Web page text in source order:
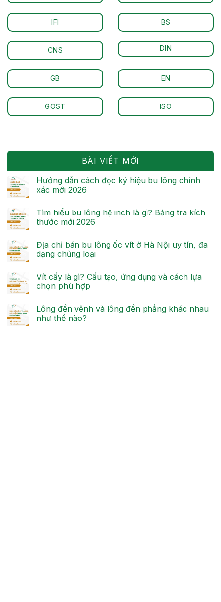
IFI BS
CNS DIN
GB EN
GOST ISO
BÀI VIẾT MỚI
Hướng dẫn cách đọc ký hiệu bu lông chính
xác mới 2026
Tìm hiểu bu lông hệ inch là gì? Bảng tra kích
thước mới 2026
Địa chỉ bán bu lông ốc vít ở Hà Nội uy tín, đa
dạng chủng loại
Vít cấy là gì? Cấu tạo, ứng dụng và cách lựa
chọn phù hợp
Lông đền vênh và lông đền phẳng khác nhau
như thế nào?